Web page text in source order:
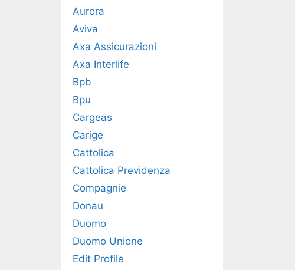
Aurora
Aviva
Axa Assicurazioni
Axa Interlife
Bpb
Bpu
Cargeas
Carige
Cattolica
Cattolica Previdenza
Compagnie
Donau
Duomo
Duomo Unione
Edit Profile